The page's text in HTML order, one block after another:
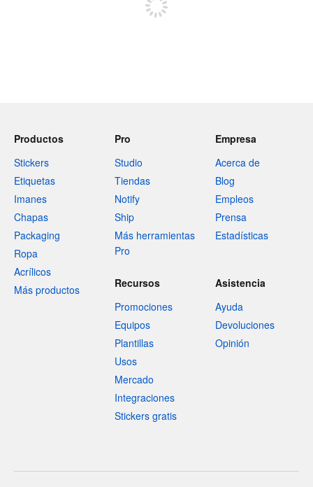
Productos
Stickers
Etiquetas
Imanes
Chapas
Packaging
Ropa
Acrílicos
Más productos
Pro
Studio
Tiendas
Notify
Ship
Más herramientas
Pro
Empresa
Acerca de
Blog
Empleos
Prensa
Estadísticas
Recursos
Promociones
Equipos
Plantillas
Usos
Mercado
Integraciones
Stickers gratis
Asistencia
Ayuda
Devoluciones
Opinión